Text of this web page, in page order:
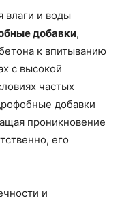
влаги и воды
добавки,
к впитыванию
с высокой
частых
добавки
проникновение
его
и